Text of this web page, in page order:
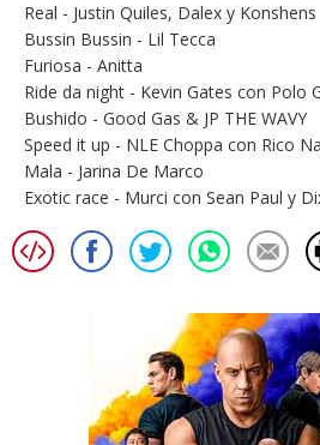
Real - Justin Quiles, Dalex y Konshens
Bussin Bussin - Lil Tecca
Furiosa - Anitta
Ride da night - Kevin Gates con Polo
Bushido - Good Gas & JP THE WAVY
Speed it up - NLE Choppa con Rico
Mala - Jarina De Marco
Exotic race - Murci con Sean Paul y